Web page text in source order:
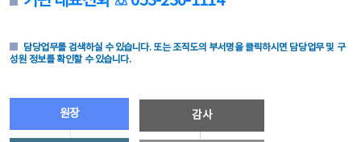
담당업무를 검색하실 수 있습니다. 또는 조직도의 부서명을 클릭하시면 담당업무 및 구
성원 정보를 확인할 수 있습니다.
원장 감사